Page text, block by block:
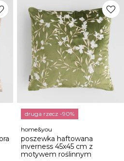
favorite
druga rzecz -90%
home&you
poszewka haftowana
inverness 45x45 cm z
motywem roślinnym